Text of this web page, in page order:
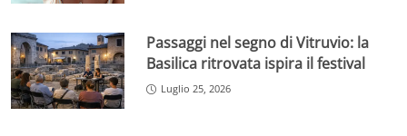
Passaggi nel segno di Vitruvio: la
Basilica ritrovata ispira il festival
Luglio 25, 2026